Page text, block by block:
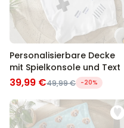
Personalisierbare Decke
mit Spielkonsole und Text
39,99 €49,99 € -20%